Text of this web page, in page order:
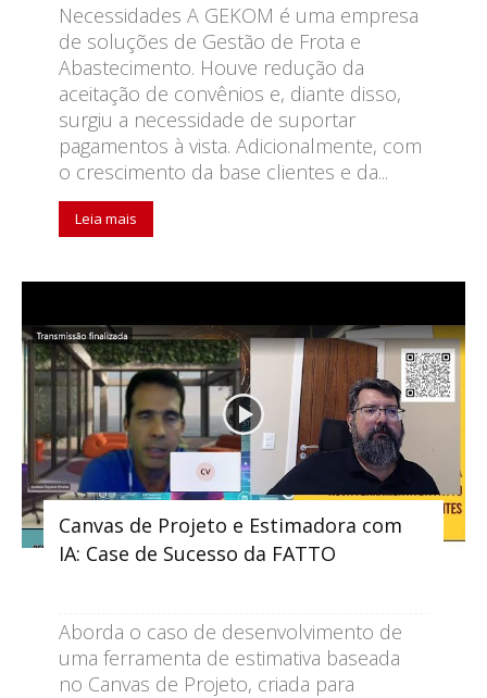
Necessidades A GEKOM é uma empresa
de soluções de Gestão de Frota e
Abastecimento. Houve redução da
aceitação de convênios e, diante disso,
surgiu a necessidade de suportar
pagamentos à vista. Adicionalmente, com
o crescimento da base clientes e da...
Leia mais
Canvas de Projeto e Estimadora com
IA: Case de Sucesso da FATTO
Aborda o caso de desenvolvimento de
uma ferramenta de estimativa baseada
no Canvas de Projeto, criada para